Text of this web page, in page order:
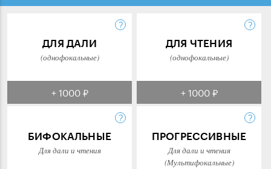
ДЛЯ ДАЛИ
(однофокальные)
+ 1000 ₽
ДЛЯ ЧТЕНИЯ
(однофокальные)
+ 1000 ₽
БИФОКАЛЬНЫЕ
Для дали и чтения
ПРОГРЕССИВНЫЕ
Для дали и чтения
(Мультифокальные)